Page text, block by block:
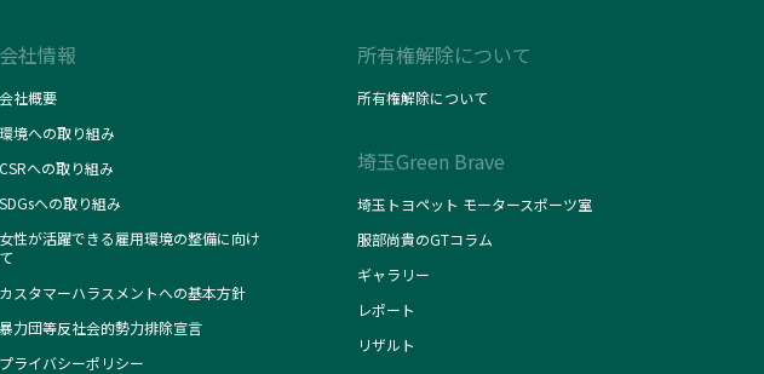
会社情報
会社概要
環境への取り組み
CSRへの取り組み
SDGsへの取り組み
女性が活躍できる雇用環境の整備に向け
て
カスタマーハラスメントへの基本方針
暴力団等反社会的勢力排除宣言
プライバシーポリシー
所有権解除について
所有権解除について
埼玉Green Brave
埼玉トヨペット モータースポーツ室
服部尚貴のGTコラム
ギャラリー
レポート
リザルト